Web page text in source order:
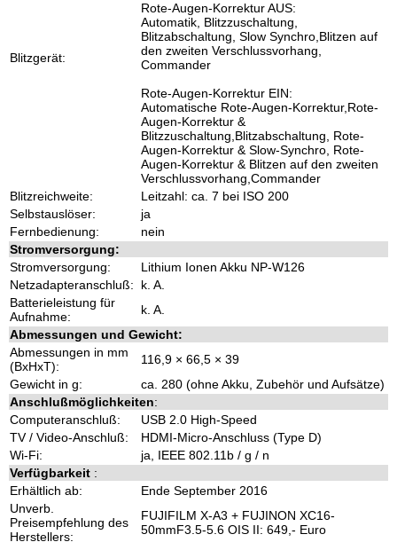
Blitzgerät:
Rote-Augen-Korrektur AUS:
Automatik, Blitzzuschaltung,
Blitzabschaltung, Slow Synchro,Blitzen auf
den zweiten Verschlussvorhang,
Commander
Rote-Augen-Korrektur EIN:
Automatische Rote-Augen-Korrektur,Rote-
Augen-Korrektur &
Blitzzuschaltung,Blitzabschaltung, Rote-
Augen-Korrektur & Slow-Synchro, Rote-
Augen-Korrektur & Blitzen auf den zweiten
Verschlussvorhang,Commander
Blitzreichweite:
Leitzahl: ca. 7 bei ISO 200
Selbstauslöser:
ja
Fernbedienung:
nein
Stromversorgung:
Stromversorgung:
Lithium Ionen Akku NP-W126
Netzadapteranschluß:
k. A.
Batterieleistung für
Aufnahme:
k. A.
Abmessungen und Gewicht:
Abmessungen in mm
(BxHxT):
116,9 × 66,5 × 39
Gewicht in g:
ca. 280 (ohne Akku, Zubehör und Aufsätze)
Anschlußmöglichkeiten:
Computeranschluß:
USB 2.0 High-Speed
TV / Video-Anschluß:
HDMI-Micro-Anschluss (Type D)
Wi-Fi:
ja, IEEE 802.11b / g / n
Verfügbarkeit :
Erhältlich ab:
Ende September 2016
Unverb.
Preisempfehlung des
Herstellers:
FUJIFILM X-A3 + FUJINON XC16-
50mmF3.5-5.6 OIS II: 649,- Euro